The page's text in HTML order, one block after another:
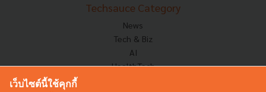
Techsauce Category
News
Tech & Biz
AI
HealthTech
เว็บไซต์นี้ใช้คุกกี้